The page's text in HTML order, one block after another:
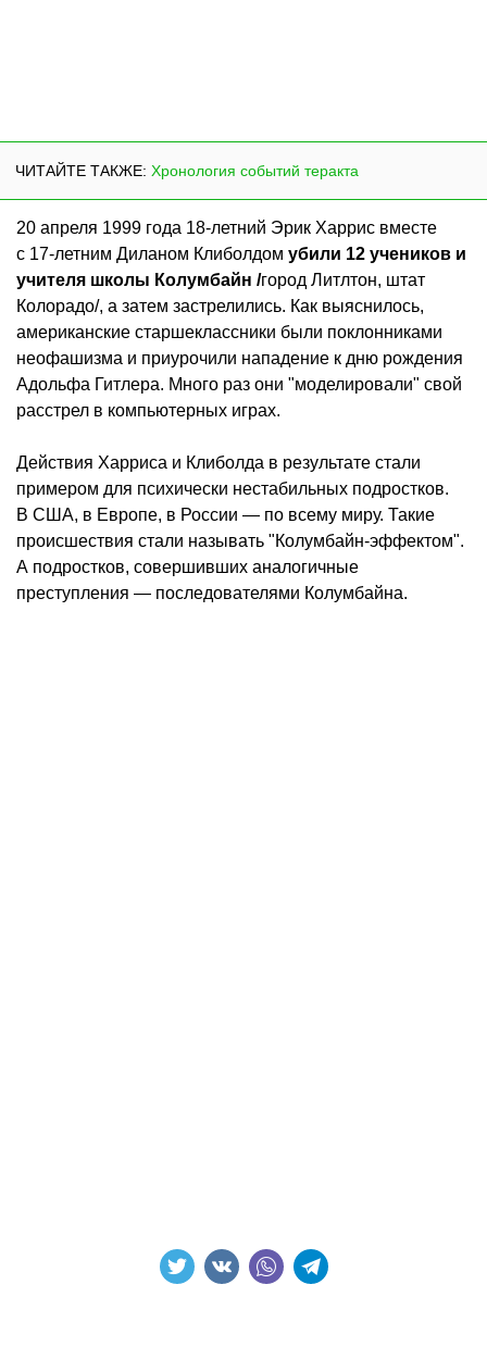
ЧИТАЙТЕ ТАКЖЕ: Хронология событий теракта
20 апреля 1999 года 18-летний Эрик Харрис вместе
с 17-летним Диланом Клиболдом убили 12 учеников и
учителя школы Колумбайн /город Литлтон, штат
Колорадо/, а затем застрелились. Как выяснилось,
американские старшеклассники были поклонниками
неофашизма и приурочили нападение к дню рождения
Адольфа Гитлера. Много раз они "моделировали" свой
расстрел в компьютерных играх.
Действия Харриса и Клиболда в результате стали
примером для психически нестабильных подростков.
В США, в Европе, в России — по всему миру. Такие
происшествия стали называть "Колумбайн-эффектом".
А подростков, совершивших аналогичные
преступления — последователями Колумбайна.